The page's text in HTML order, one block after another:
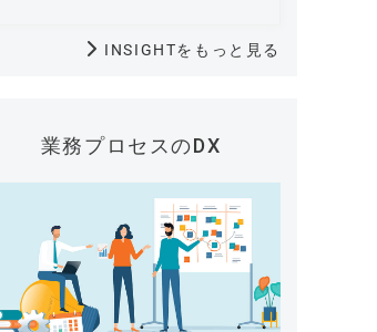
INSIGHTをもっと見る
業務プロセスのDX